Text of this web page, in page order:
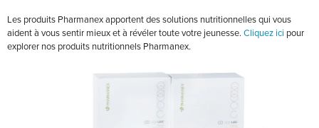
Les produits Pharmanex apportent des solutions nutritionnelles qui vous
aident à vous sentir mieux et à révéler toute votre jeunesse. Cliquez ici pour
explorer nos produits nutritionnels Pharmanex.